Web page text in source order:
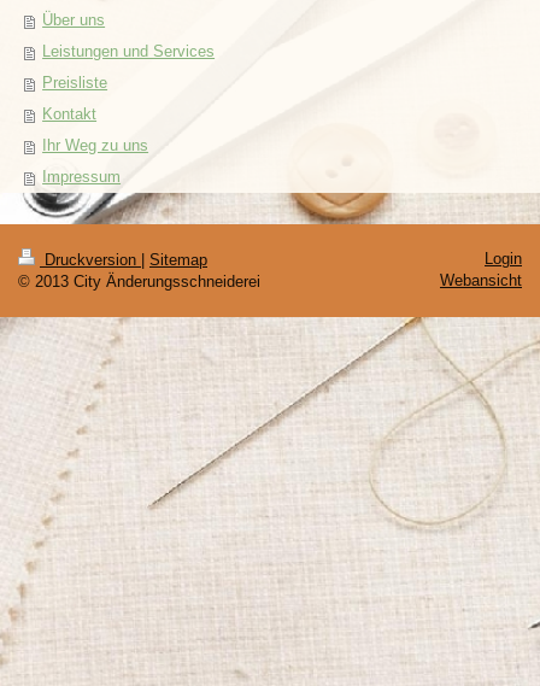
Über uns
Leistungen und Services
Preisliste
Kontakt
Ihr Weg zu uns
Impressum
Druckversion
Sitemap
© 2013 City Änderungsschneiderei
Login
Webansicht